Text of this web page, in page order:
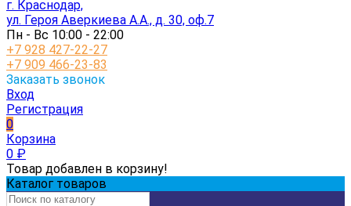
г. Краснодар,
ул. Героя Аверкиева А.А., д. 30, оф.7
Пн - Вс 10:00 - 22:00
+7 928 427-22-27
+7 909 466-23-83
Заказать звонок
Вход
Регистрация
0
Корзина
0 ₽
Товар добавлен в корзину!
Каталог товаров